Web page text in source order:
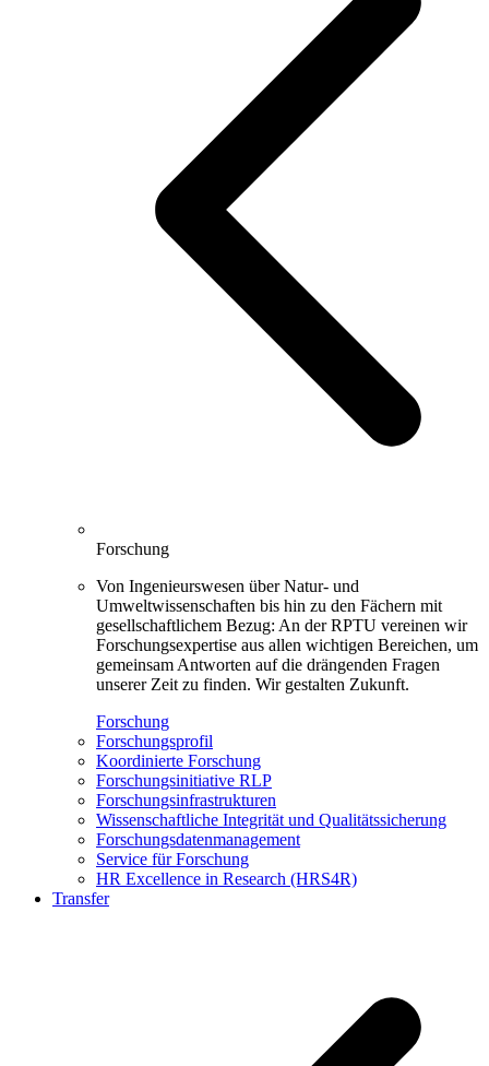
Forschung
Von Ingenieurswesen über Natur- und
Umweltwissenschaften bis hin zu den Fächern mit
gesellschaftlichem Bezug: An der RPTU vereinen wir
Forschungsexpertise aus allen wichtigen Bereichen, um
gemeinsam Antworten auf die drängenden Fragen
unserer Zeit zu finden. Wir gestalten Zukunft.
Forschung
Forschungsprofil
Koordinierte Forschung
Forschungsinitiative RLP
Forschungsinfrastrukturen
Wissenschaftliche Integrität und Qualitätssicherung
Forschungsdatenmanagement
Service für Forschung
HR Excellence in Research (HRS4R)
Transfer